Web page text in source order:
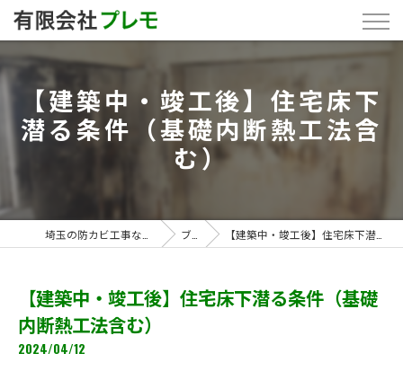
【建築中・竣工後】住宅床下
潜る条件（基礎内断熱工法含
む）
ブログ 【建築中・竣工後】住宅床下潜る条件（基礎内断熱工法含む）
【建築中・竣工後】住宅床下潜る条件（基礎
内断熱工法含む）
2024/04/12